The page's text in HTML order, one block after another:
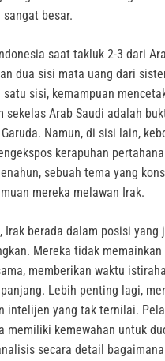
besar.
saat takluk 2-3 dari
dua sisi mata uang dari
satu sisi, kemampuan
sekelas Arab Saudi adalah
Namun, di sisi lain,
kerapuhan
sebuah tema yang
mereka melawan Irak.
Irak berada dalam posisi yang
Mereka tidak
memberikan waktu
Lebih penting lagi,
intelijen yang tak ternilai.
memiliki kemewahan untuk
secara detail